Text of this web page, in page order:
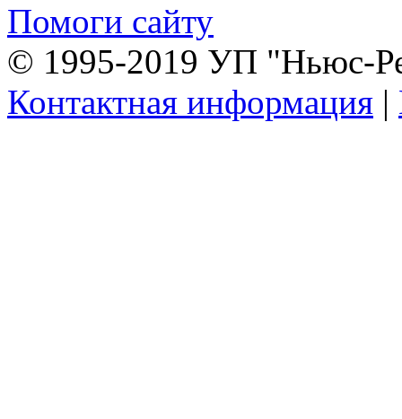
Помоги сайту
© 1995-2019 УП "Ньюс-
Контактная информация |